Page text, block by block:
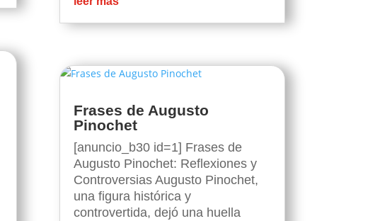
Frases de Augusto
Pinochet
[anuncio_b30 id=1] Frases de
Augusto Pinochet: Reflexiones y
Controversias Augusto Pinochet,
una figura histórica y
controvertida, dejó una huella